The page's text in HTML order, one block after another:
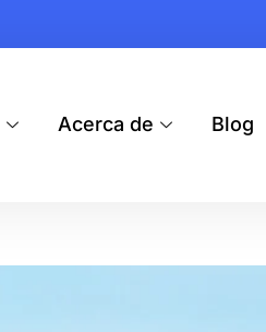
Acerca de Blog